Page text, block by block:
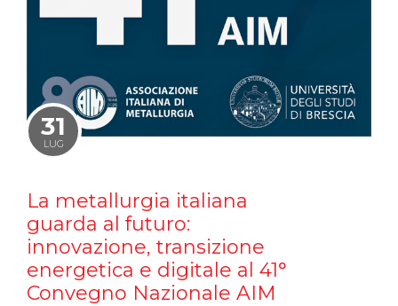
31
LUG
La metallurgia italiana
guarda al futuro:
innovazione, transizione
energetica e digitale al 41°
Convegno Nazionale AIM